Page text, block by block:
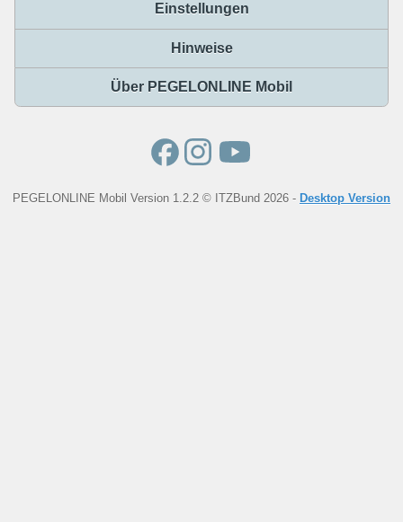
Einstellungen
Hinweise
Über PEGELONLINE Mobil
PEGELONLINE Mobil Version 1.2.2 © ITZBund 2026 - Desktop Version